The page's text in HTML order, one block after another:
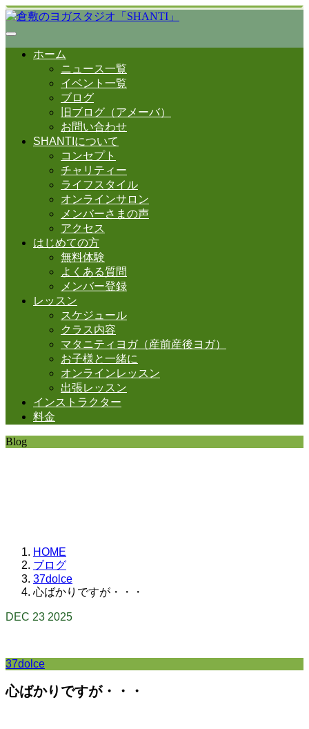
ホーム
ニュース一覧
イベント一覧
ブログ
旧ブログ（アメーバ）
お問い合わせ
SHANTIについて
コンセプト
チャリティー
ライフスタイル
オンラインサロン
メンバーさまの声
アクセス
はじめての方
無料体験
よくある質問
メンバー登録
レッスン
スケジュール
クラス内容
マタニティヨガ（産前産後ヨガ）
お子様と一緒に
オンラインレッスン
出張レッスン
インストラクター
料金
Blog
HOME
ブログ
37dolce
心ばかりですが・・・
DEC 23 2025
37dolce
心ばかりですが・・・